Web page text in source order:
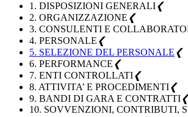
1. DISPOSIZIONI GENERALI❮
2. ORGANIZZAZIONE ❮
3. CONSULENTI E
4. PERSONALE ❮
5. SELEZIONE DEL PERSONALE ❮
6. PERFORMANCE ❮
7. ENTI CONTROLLATI❮
8. ATTIVITA’ E PROCEDIMENTI❮
9. BANDI DI GARA E CONTRATTI❮
10. SOVVENZIONI, CONTRIBUTI,